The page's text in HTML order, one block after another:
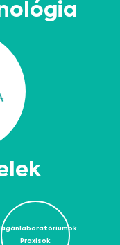
Praxisok